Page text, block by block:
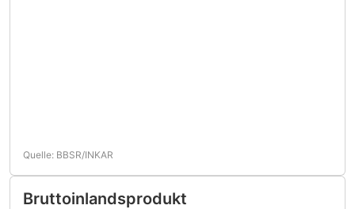
Quelle: BBSR/INKAR
Bruttoinlandsprodukt